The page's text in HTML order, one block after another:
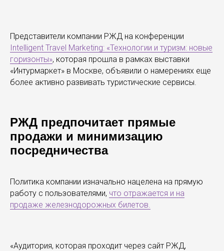
Представители компании РЖД на конференции
Intelligent Travel Marketing: «Технологии и туризм: новые
горизонты», которая прошла в рамках выставки
«Интурмаркет» в Москве, объявили о намерениях еще
более активно развивать туристические сервисы.
РЖД предпочитает прямые
продажи и минимизацию
посредничества
Политика компании изначально нацелена на прямую
работу с пользователями, что отражается и на
продаже железнодорожных билетов.
«Аудитория, которая проходит через сайт РЖД,